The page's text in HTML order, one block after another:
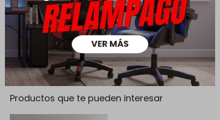
Ver mas
Medios de pago
Productos que te pueden interesar